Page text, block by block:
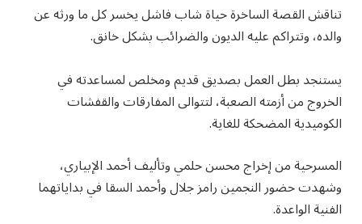
تناقش القصة الساخرة حياة شاب فاشل يخسر كل ما ورثه عن
والده، وتتراكم عليه الديون والضرائب بشكل خانق.
يستنجد بطل العمل بصديق قديم ومخلص لمساعدته في
الخروج من أزمته الصعبة، لتتوالى المفارقات والقفشات
الكوميدية المضحكة للغاية.
المسرحية من إخراج محسن حلمي وتأليف أحمد الإبياري،
وشهدت حضور النجمين رامز جلال وأحمد السقا في بداياتهما
الفنية الواعدة.